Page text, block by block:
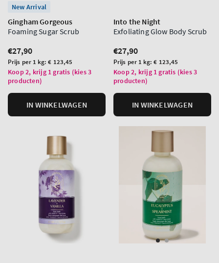
New Arrival
Gingham Gorgeous
Foaming Sugar Scrub
Normale
prijs
€27,90
Prijs
per
eenheid
Prijs per 1 kg:€ 123,45
Koop 2, krijg 1 gratis (kies 3
producten)
IN WINKELWAGEN
Into the Night
Exfoliating Glow Body Scrub
Normale
prijs
€27,90
Prijs
per
eenheid
Prijs per 1 kg:€ 123,45
Koop 2, krijg 1 gratis (kies 3
producten)
IN WINKELWAGEN